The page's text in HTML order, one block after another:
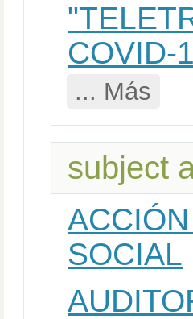
COVID-
... Más
subject
SOCIAL